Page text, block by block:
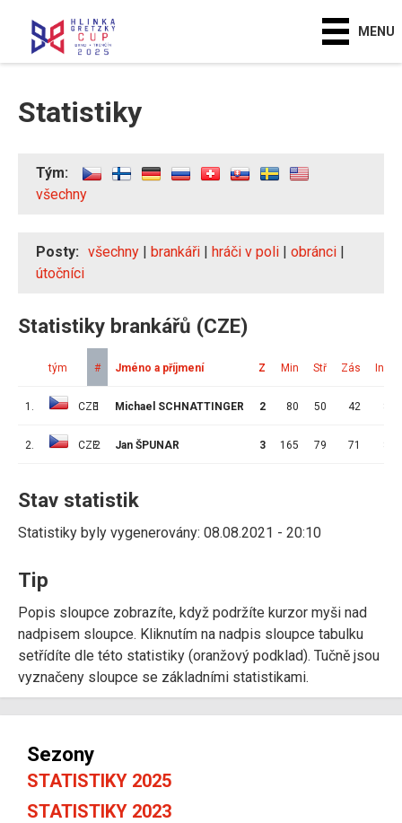
MENU
Statistiky
Tým:
všechny
Posty: všechny | brankáři | hráči v poli | obránci |
útočníci
Statistiky brankářů (CZE)
tým # Jméno a příjmení Z Min Stř Zás Ink
1. CZE
1 Michael SCHNATTINGER 2 80 50 42
2. CZE2 Jan ŠPUNAR 3 165 79 71
Stav statistik
Statistiky byly vygenerovány: 08.08.2021 - 20:10
Tip
Popis sloupce zobrazíte, když podržíte kurzor myši nad
nadpisem sloupce. Kliknutím na nadpis sloupce tabulku
setřídíte dle této statistiky (oranžový podklad). Tučně jsou
vyznačeny sloupce se základními statistikami.
Sezony
STATISTIKY 2025
STATISTIKY 2023